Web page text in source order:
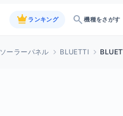
crown ランキング search機種をさがす
ソーラーパネル BLUETTI